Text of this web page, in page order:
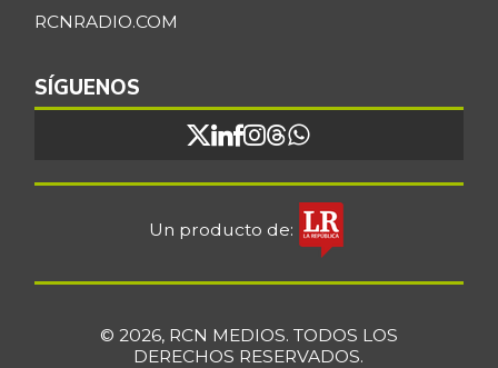
RCNRADIO.COM
SÍGUENOS
Un producto de:
© 2026, RCN MEDIOS. TODOS LOS
DERECHOS RESERVADOS.